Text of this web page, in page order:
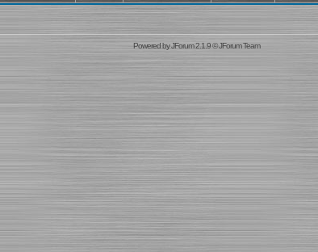
Powered byJForum 2.1.9©JForum Team